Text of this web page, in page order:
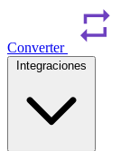
Converter